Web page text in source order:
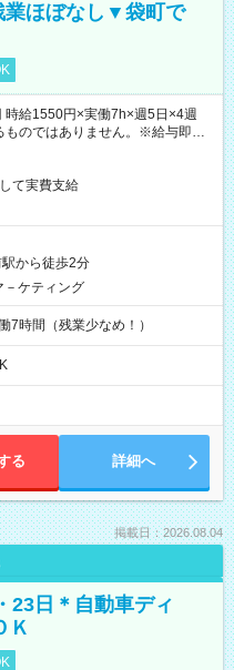
業ほぼなし▼袋町で
給1550円×実働7h×週5日×4週
のではありません。※給与即受
有）
て実費支給
から徒歩2分
－ケティング
7時間（残業少なめ！）
る 詳細へ
掲載日：2026.08.04
23日＊自動車ディ
Ｋ